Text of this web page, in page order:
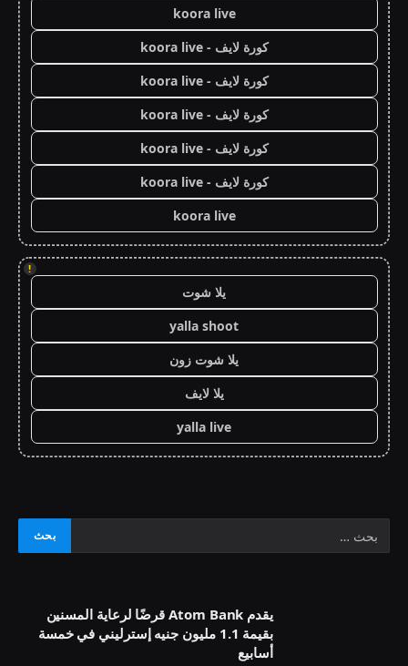
koora live
كورة لايف - koora live
كورة لايف - koora live
كورة لايف - koora live
كورة لايف - koora live
كورة لايف - koora live
koora live
!
يلا شوت
yalla shoot
يلا شوت زون
يلا لايف
yalla live
يقدم Atom Bank قرضًا لرعاية المسنين
بقيمة 1.1 مليون جنيه إسترليني في خمسة
أسابيع